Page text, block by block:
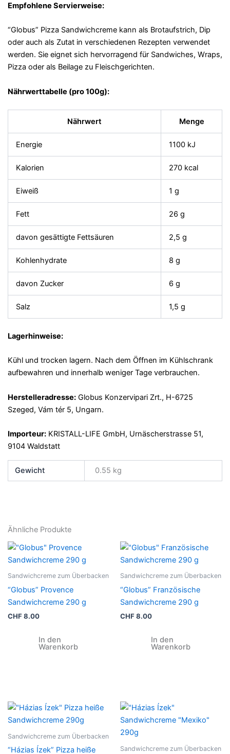
Empfohlene Servierweise:
“Globus” Pizza Sandwichcreme kann als Brotaufstrich, Dip
oder auch als Zutat in verschiedenen Rezepten verwendet
werden. Sie eignet sich hervorragend für Sandwiches, Wraps,
Pizza oder als Beilage zu Fleischgerichten.
Nährwerttabelle (pro 100g):
Nährwert Menge
Energie 1100 kJ
Kalorien 270 kcal
Eiweiß 1 g
Fett 26 g
davon gesättigte Fettsäuren 2,5 g
Kohlenhydrate 8 g
davon Zucker 6 g
Salz 1,5 g
Lagerhinweise:
Kühl und trocken lagern. Nach dem Öffnen im Kühlschrank
aufbewahren und innerhalb weniger Tage verbrauchen.
Herstelleradresse: Globus Konzervipari Zrt., H-6725
Szeged, Vám tér 5, Ungarn.
Importeur: KRISTALL-LIFE GmbH, Urnäscherstrasse 51,
9104 Waldstatt
Gewicht 0.55 kg
Ähnliche Produkte
Sandwichcreme zum Überbacken
“Globus” Provence
Sandwichcreme 290 g
CHF8.00
In den
Warenkorb
Sandwichcreme zum Überbacken
“Globus” Französische
Sandwichcreme 290 g
CHF8.00
In den
Warenkorb
Sandwichcreme zum Überbacken
“Házias Ízek” Pizza heiße
Sandwichcreme zum Überbacken